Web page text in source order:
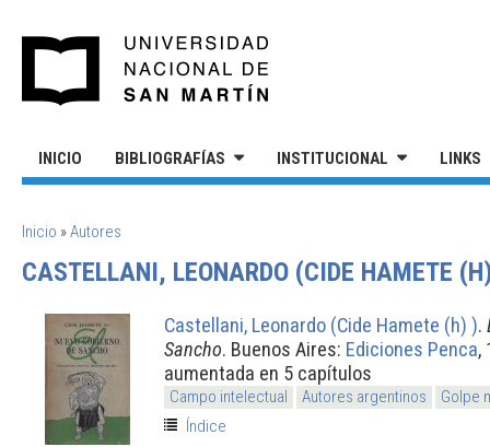
INICIO BIBLIOGRAFÍAS INSTITUCIONAL LINKS
SE ENCUENTRA USTED AQUÍ
Inicio »Autores
CASTELLANI, LEONARDO (CIDE HAMETE
Castellani, Leonardo (Cide Hamete (h) ).
Sancho. Buenos Aires: Ediciones Penca,
aumentada en 5 capítulos
Campo intelectual Autores argentinos
Golpe
Índice